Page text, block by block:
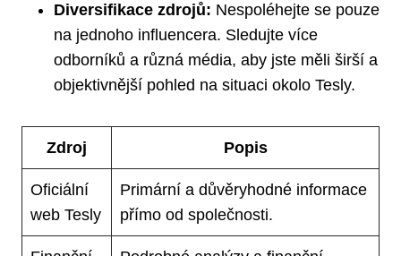
Diversifikace zdrojů: Nespoléhejte se pouze
na jednoho influencera. Sledujte více
odborníků a různá média, aby jste měli širší a
objektivnější pohled na situaci okolo Tesly.
Zdroj Popis
Oficiální
web Tesly
Primární a důvěryhodné informace
přímo od společnosti.